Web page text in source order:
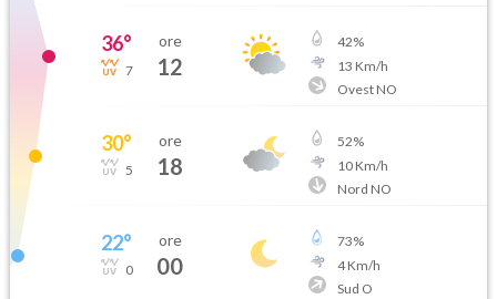
36°
7
ore
12
42%
13 Km/h
Ovest NO
30°
5
ore
18
52%
10Km/h
Nord NO
22°
0
ore
00
73%
4Km/h
Sud O